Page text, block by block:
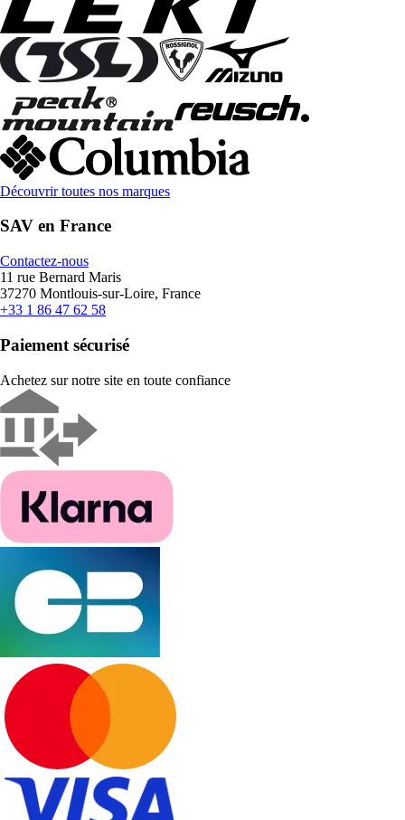
Découvrir toutes nos marques
SAV en France
Contactez-nous
11 rue Bernard Maris
37270 Montlouis-sur-Loire, France
+33 1 86 47 62 58
Paiement sécurisé
Achetez sur notre site en toute confiance